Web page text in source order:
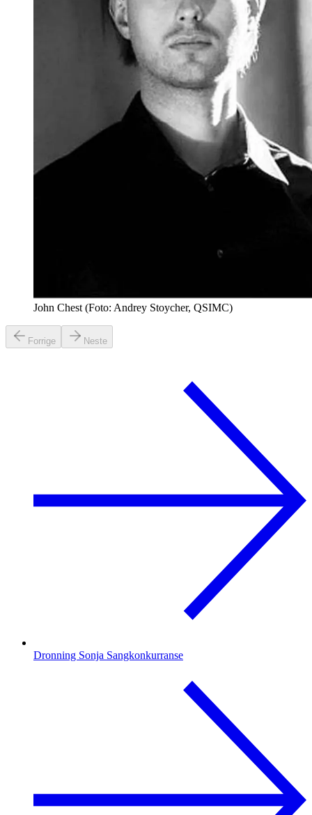
John Chest (Foto: Andrey Stoycher, QSIMC)
Forrige Neste
Dronning Sonja Sangkonkurranse